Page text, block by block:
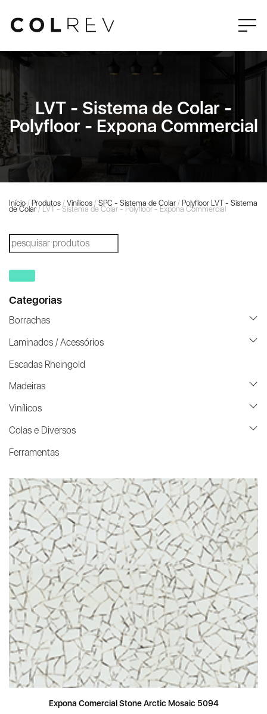
LVT - Sistema de Colar -
Polyfloor - Expona Commercial
Início / Produtos / Vinílicos / SPC - Sistema de Colar / Polyfloor LVT - Sistema
de Colar / LVT - Sistema de Colar - Polyfloor - Expona Commercial
Products
search
Categorias
Borrachas
Laminados / Acessórios
Escadas Rheingold
Madeiras
Vinílicos
Colas e Diversos
Ferramentas
Expona Comercial Stone Arctic Mosaic 5094